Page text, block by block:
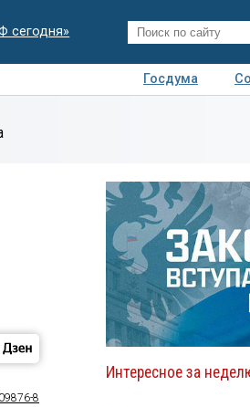
сегодня»
Госдума
8
Интересное за